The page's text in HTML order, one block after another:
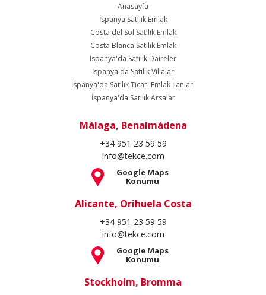
Anasayfa
İspanya Satılık Emlak
Costa del Sol Satılık Emlak
Costa Blanca Satılık Emlak
İspanya'da Satılık Daireler
İspanya'da Satılık Villalar
İspanya'da Satılık Ticari Emlak İlanları
İspanya'da Satılık Arsalar
Málaga, Benalmádena
+34 951 23 59 59
info@tekce.com
Google Maps
Konumu
Alicante, Orihuela Costa
+34 951 23 59 59
info@tekce.com
Google Maps
Konumu
Stockholm, Bromma